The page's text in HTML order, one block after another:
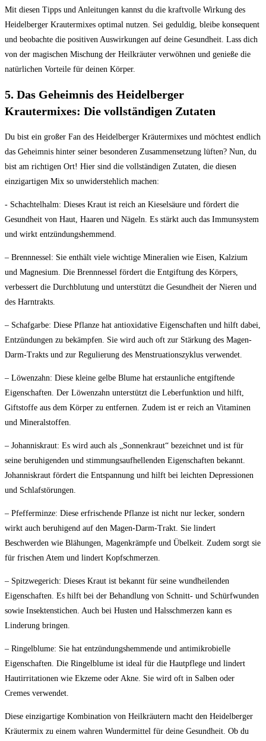
Mit diesen ⁤Tipps und Anleitungen kannst du die kraftvolle ‍Wirkung des
Heidelberger Krautermixes optimal nutzen. Sei geduldig, bleibe konsequent⁢
und beobachte die positiven Auswirkungen auf deine Gesundheit. Lass dich‍
von⁤ der magischen Mischung der Heilkräuter verwöhnen und genieße die
natürlichen Vorteile für‍ deinen Körper.
5. Das Geheimnis des Heidelberger
Krautermixes: Die vollständigen Zutaten
Du bist ein großer Fan des Heidelberger Kräutermixes und möchtest endlich
das Geheimnis​ hinter seiner besonderen Zusammensetzung lüften? Nun, du
bist am richtigen Ort! Hier sind die vollständigen Zutaten, die diesen⁤
einzigartigen Mix so unwiderstehlich machen:
-‍ Schachtelhalm: Dieses Kraut ist reich an Kieselsäure⁢ und fördert ​die
Gesundheit von Haut, Haaren und Nägeln. Es stärkt auch das Immunsystem
und wirkt entzündungshemmend.
– Brennnessel: Sie enthält viele wichtige Mineralien wie Eisen, Kalzium
und ⁢Magnesium. Die Brennnessel fördert die‌ Entgiftung des Körpers, ​
verbessert die Durchblutung und unterstützt die Gesundheit⁢ der Nieren ​und​
des Harntrakts.
– Schafgarbe: Diese Pflanze hat antioxidative Eigenschaften und hilft dabei,
Entzündungen⁢ zu bekämpfen. Sie⁣ wird auch oft zur Stärkung⁣ des Magen-
Darm-Trakts und zur Regulierung des Menstruationszyklus verwendet.
– Löwenzahn:⁣ Diese kleine ‍gelbe Blume hat erstaunliche entgiftende
Eigenschaften. Der Löwenzahn unterstützt die ⁢Leberfunktion und hilft,
Giftstoffe aus dem Körper zu entfernen. Zudem ⁤ist er reich an Vitaminen
und Mineralstoffen.
– Johanniskraut: Es wird auch⁣ als „Sonnenkraut“ bezeichnet und ⁢ist für
seine beruhigenden und stimmungsaufhellenden Eigenschaften ⁣bekannt.
Johanniskraut fördert die Entspannung und hilft bei leichten Depressionen
und Schlafstörungen.
– Pfefferminze: Diese erfrischende Pflanze ist nicht nur lecker, sondern
⁣wirkt auch beruhigend auf den Magen-Darm-Trakt. Sie lindert
Beschwerden wie Blähungen, Magenkrämpfe und Übelkeit.‌ Zudem sorgt sie
für frischen Atem und lindert Kopfschmerzen.
– Spitzwegerich: Dieses Kraut ist⁣ bekannt für seine wundheilenden
Eigenschaften. Es ​hilft⁤ bei der Behandlung von Schnitt- und Schürfwunden
sowie Insektenstichen. Auch bei Husten und Halsschmerzen kann⁢ es
Linderung bringen.
– Ringelblume: Sie hat entzündungshemmende und antimikrobielle
Eigenschaften. Die Ringelblume ist ideal für die Hautpflege⁣ und lindert
Hautirritationen wie Ekzeme oder Akne. Sie wird oft in Salben ⁤oder
Cremes verwendet.
Diese einzigartige Kombination von Heilkräutern macht‌ den Heidelberger⁢
Kräutermix zu einem wahren Wundermittel für deine Gesundheit. Ob du